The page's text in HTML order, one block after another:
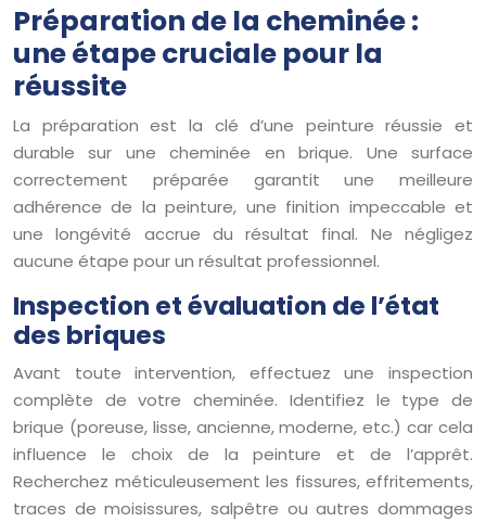
Préparation de la cheminée :
une étape cruciale pour la
réussite
La préparation est la clé d’une peinture réussie et
durable sur une cheminée en brique. Une surface
correctement préparée garantit une meilleure
adhérence de la peinture, une finition impeccable et
une longévité accrue du résultat final. Ne négligez
aucune étape pour un résultat professionnel.
Inspection et évaluation de l’état
des briques
Avant toute intervention, effectuez une inspection
complète de votre cheminée. Identifiez le type de
brique (poreuse, lisse, ancienne, moderne, etc.) car cela
influence le choix de la peinture et de l’apprêt.
Recherchez méticuleusement les fissures, effritements,
traces de moisissures, salpêtre ou autres dommages